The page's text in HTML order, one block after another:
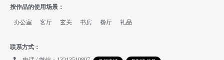
按作品的使用场景：
办公室 客厅 玄关 书房 餐厅 礼品
联系方式：